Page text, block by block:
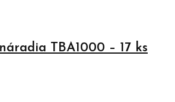
TBA1000 – 17 ks